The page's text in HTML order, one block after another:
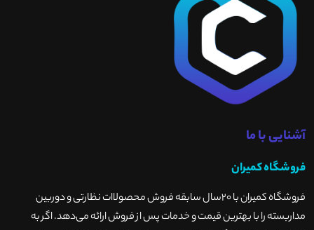
آشنایی با ما
فروشگاه کمیران
فروشگاه کمیران با ۲۰سال سابقه فروش محصولاات نظارتی و دوربین
مداربسته را با بهترین قیمت و خدمات پس از فروش ارائه می‌دهد. اگر به